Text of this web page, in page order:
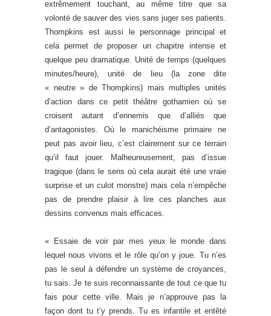
extrêmement touchant, au même titre que sa
volonté de sauver des vies sans juger ses patients.
Thompkins est aussi le personnage principal et
cela permet de proposer un chapitre intense et
quelque peu dramatique. Unité de temps (quelques
minutes/heure), unité de lieu (la zone dite
« neutre » de Thompkins) mais multiples unités
d’action dans ce petit théâtre gothamien où se
croisent autant d’ennemis que d’alliés que
d’antagonistes. Où le manichéisme primaire ne
peut pas avoir lieu, c’est clairement sur ce terrain
qu’il faut jouer. Malheureusement, pas d’issue
tragique (dans le sens où cela aurait été une vraie
surprise et un culot monstre) mais cela n’empêche
pas de prendre plaisir à lire ces planches aux
dessins convenus mais efficaces.
« Essaie de voir par mes yeux le monde dans
lequel nous vivons et le rôle qu’on y joue. Tu n’es
pas le seul à défendre un système de croyances,
tu sais. Je te suis reconnaissante de tout ce que tu
fais pour cette ville. Mais je n’approuve pas la
façon dont tu t’y prends. Tu es infantile et entêté